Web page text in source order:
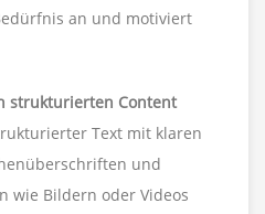
an und motiviert
strukturierten Content
Text mit klaren
und
wie Bildern oder Videos